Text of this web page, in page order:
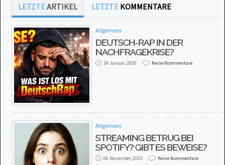
LETZTEARTIKEL LETZTE KOMMENTARE
Allgemein
DEUTSCH-RAP IN DER
NACHFRAGEKRISE?
19 Januar, 2026 Keine Kommentare
Allgemein
STREAMING BETRUG BEI
SPOTIFY? GIBT ES BEWEISE?
06 November, 2025 Keine Kommentare